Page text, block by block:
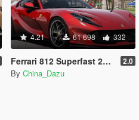
4.21 61 698 332
Ferrari 812 Superfast 2018 [Add-On] 2.0
By China_Dazu